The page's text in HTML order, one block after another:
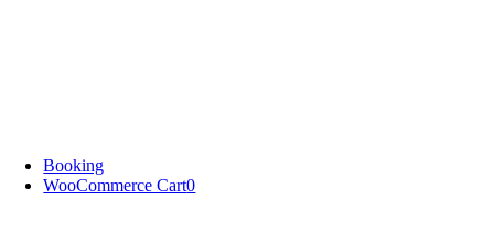
Booking
WooCommerce Cart0